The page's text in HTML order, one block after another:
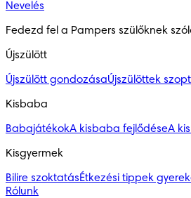
Nevelés
Fedezd fel a Pampers szülőknek
Újszülött
Újszülött gondozásaÚjszülöttek
Kisbaba
BabajátékokA kisbaba fejlődéseA
Kisgyermek
Bilire szoktatásÉtkezési tippek
Rólunk